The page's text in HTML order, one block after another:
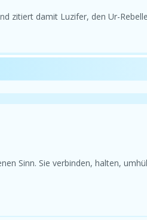
zitiert damit Luzifer, den Ur-
Sinn. Sie verbinden, halten,